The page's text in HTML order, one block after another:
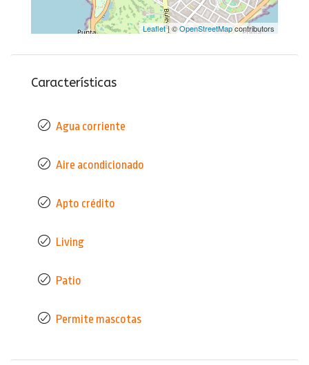
Leaflet| ©OpenStreetMapcontributors
Características
Agua corriente
Aire acondicionado
Apto crédito
Living
Patio
Permite mascotas